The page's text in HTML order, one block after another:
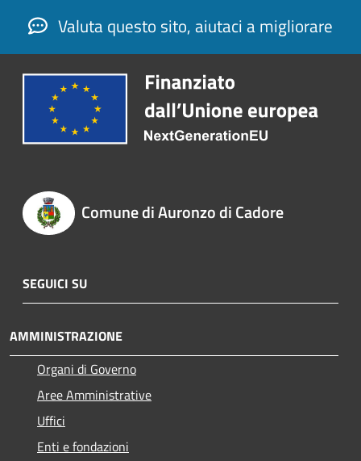
Valuta questo sito, aiutaci a migliorare
Comune di Auronzo di Cadore
SEGUICI SU
AMMINISTRAZIONE
Organi di Governo
Aree Amministrative
Uffici
Enti e fondazioni